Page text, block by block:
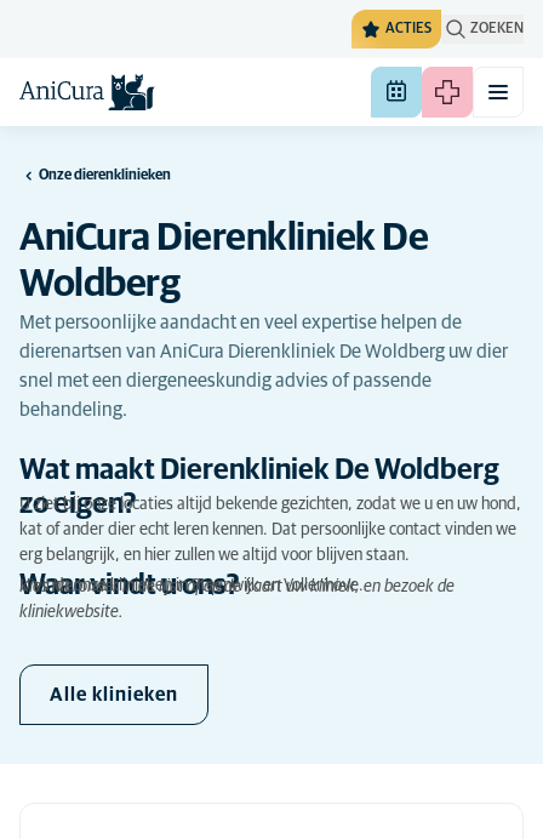
ACTIES ZOEKEN
Onze dierenklinieken
AniCura Dierenkliniek De
Woldberg
Met persoonlijke aandacht en veel expertise helpen de
dierenartsen van AniCura Dierenkliniek De Woldberg uw dier
snel met een diergeneeskundig advies of passende
behandeling.
Wat maakt Dierenkliniek De Woldberg
zo eigen?
U ziet bij onze locaties altijd bekende gezichten, zodat we u en uw hond,
kat of ander dier echt leren kennen. Dat persoonlijke contact vinden we
erg belangrijk, en hier zullen we altijd voor blijven staan.
Waar vindt u ons?
U vindt onze klinieken in Steenwijk en Vollenhove.
Kies hieronder in de lijst of op de kaart uw kliniek, en bezoek de
kliniekwebsite.
Alle klinieken